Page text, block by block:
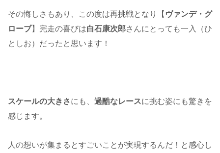
その悔しさもあり、この度は再挑戦となり【 ヴァンデ・グ
ローブ】完走の喜びは白石康次郎さんにとっても一入（ひ
としお）だったと思います！
スケールの大きさにも、 過酷なレースに挑む姿にも驚きを
感じます。
人の想いが集まるとすごいことが実現するんだ！と感心し